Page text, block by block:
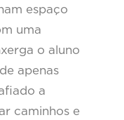
espaço
uma
o aluno
apenas
a
caminhos e